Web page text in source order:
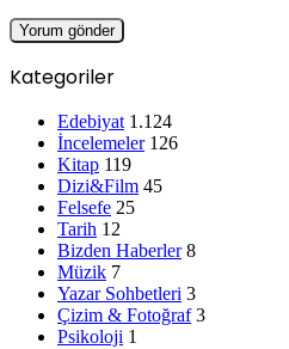
Kategoriler
Edebiyat 1.124
İncelemeler 126
Kitap 119
Dizi&Film 45
Felsefe 25
Tarih 12
Bizden Haberler 8
Müzik 7
Yazar Sohbetleri 3
Çizim & Fotoğraf 3
Psikoloji 1